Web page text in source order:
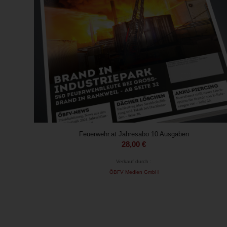
Feuerwehr.at Jahresabo 10 Ausgaben
28,00€
Verkauf durch :
ÖBFV Medien GmbH